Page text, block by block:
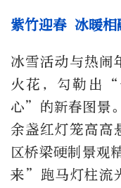
紫竹迎春 冰暖相
冰雪活动与热闹
火花，勾勒出“
心”的新春图景
余盏红灯笼高高
区桥梁硬制景观
来”跑马灯柱流